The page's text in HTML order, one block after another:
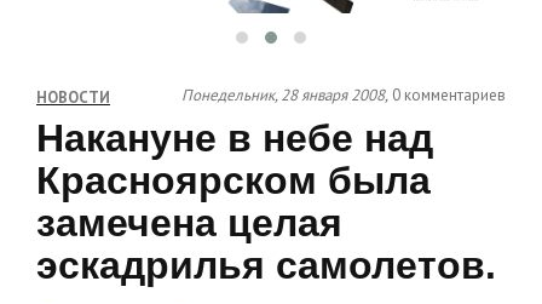
НОВОСТИ Понедельник, 28 января 2008, 0 комментариев
Накануне в небе над
Красноярском была
замечена целая
эскадрилья самолетов.